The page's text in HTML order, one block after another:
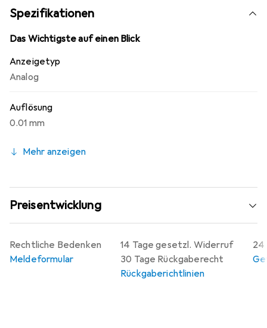
Messtaster mit Hartmetallkugel ermöglichen eine
flexible Handhabung und präzise Messungen. Die
Stossgeschützte Bauweise und die Verwendung von
und Genauigkeit. Das Fühlhebelmessgerät ist ideal für
Rundlaufprüfungen, Innenmessungen sowie zur Prüfung
Spezifikationen
Das Wichtigste auf einen Blick
Anzeigetyp
Analog
Auflösung
0.01 mm
Mehr anzeigen
Preisentwicklung
14 Tage gesetzl. Widerruf
30 Tage Rückgaberecht
Rückgaberichtlinien
24
Rechtliche Bedenken
Meldeformular